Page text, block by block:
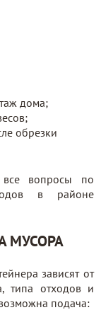
дома;
обрезки
все вопросы по
в районе
МУСОРА
зависят от
типа отходов и
подача: